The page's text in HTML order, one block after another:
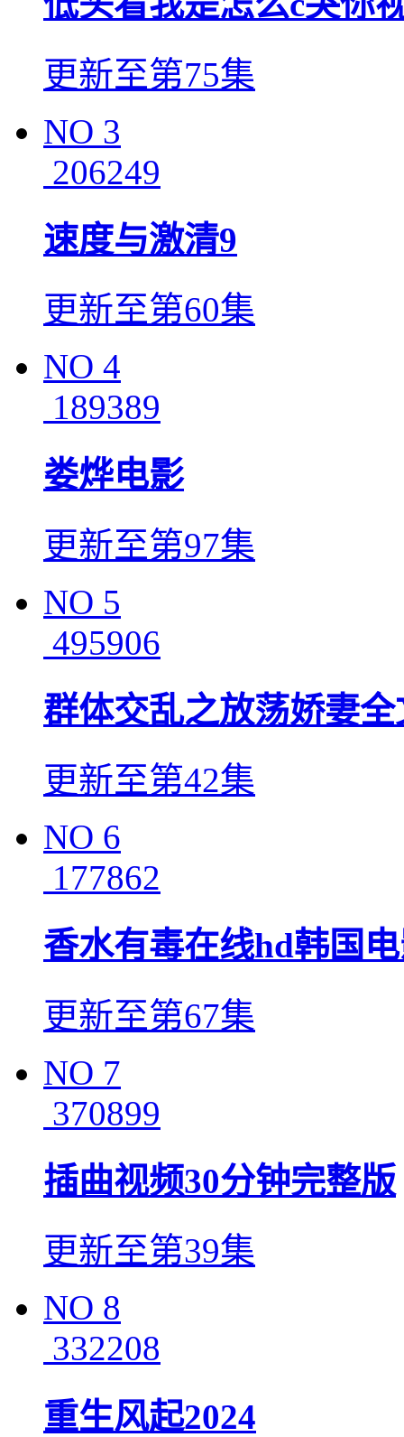
更新至第75集
NO 3
206249
速度与激清9
更新至第60集
NO 4
189389
娄烨电影
更新至第97集
NO 5
495906
群体交乱之放荡娇妻
更新至第42集
NO 6
177862
香水有毒在线hd韩国
更新至第67集
NO 7
370899
插曲视频30分钟完整版
更新至第39集
NO 8
332208
重生风起2024